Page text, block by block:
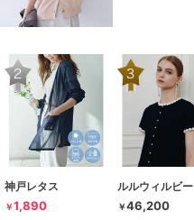
神戸レタス
￥1,890
ルルウィルビー
￥46,200